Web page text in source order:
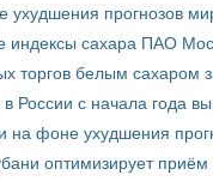
прогнозов
сахара ПАО
торгов белым сахаром
России с начала года
на фоне ухудшения
оптимизирует приём